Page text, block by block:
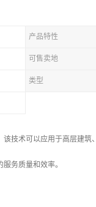
产品特性
可售卖地
类型
技术可以应用于高层建
务质量和效率。